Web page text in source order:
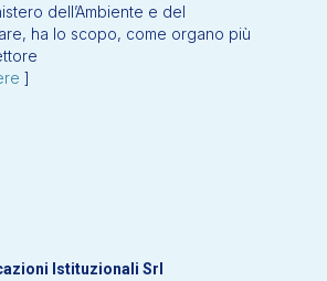
dell’Ambiente e del
ha lo scopo, come organo più
]
Istituzionali Srl